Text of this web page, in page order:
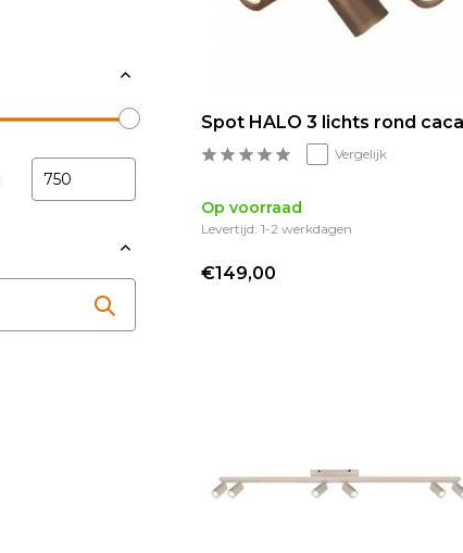
Spot HALO 3 lichts rond
Vergelijk
Op voorraad
Levertijd: 1-2 werkdagen
€149,00